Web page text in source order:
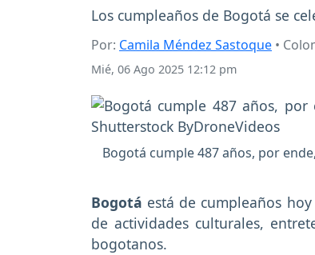
Los cumpleaños de Bogotá se
Por: Camila Méndez Sastoque •
Mié, 06 Ago 2025 12:12 pm
Bogotá cumple 487 años, por
Bogotá está de cumpleaños
de actividades culturales,
bogotanos.